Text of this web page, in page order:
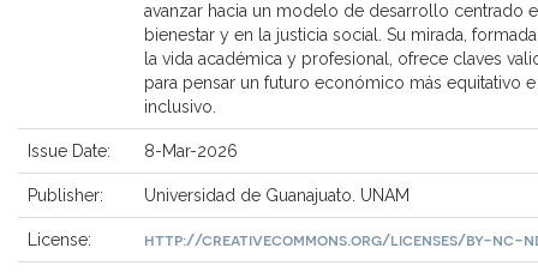
avanzar hacia un modelo de desarrollo centrado
bienestar y en la justicia social. Su mirada,
la vida académica y profesional, ofrece claves
para pensar un futuro económico más equitativo e
inclusivo.
Issue Date: 8-Mar-2026
Publisher: Universidad de Guanajuato. UNAM
License: http://creativecommons.org/licenses/by-nc-